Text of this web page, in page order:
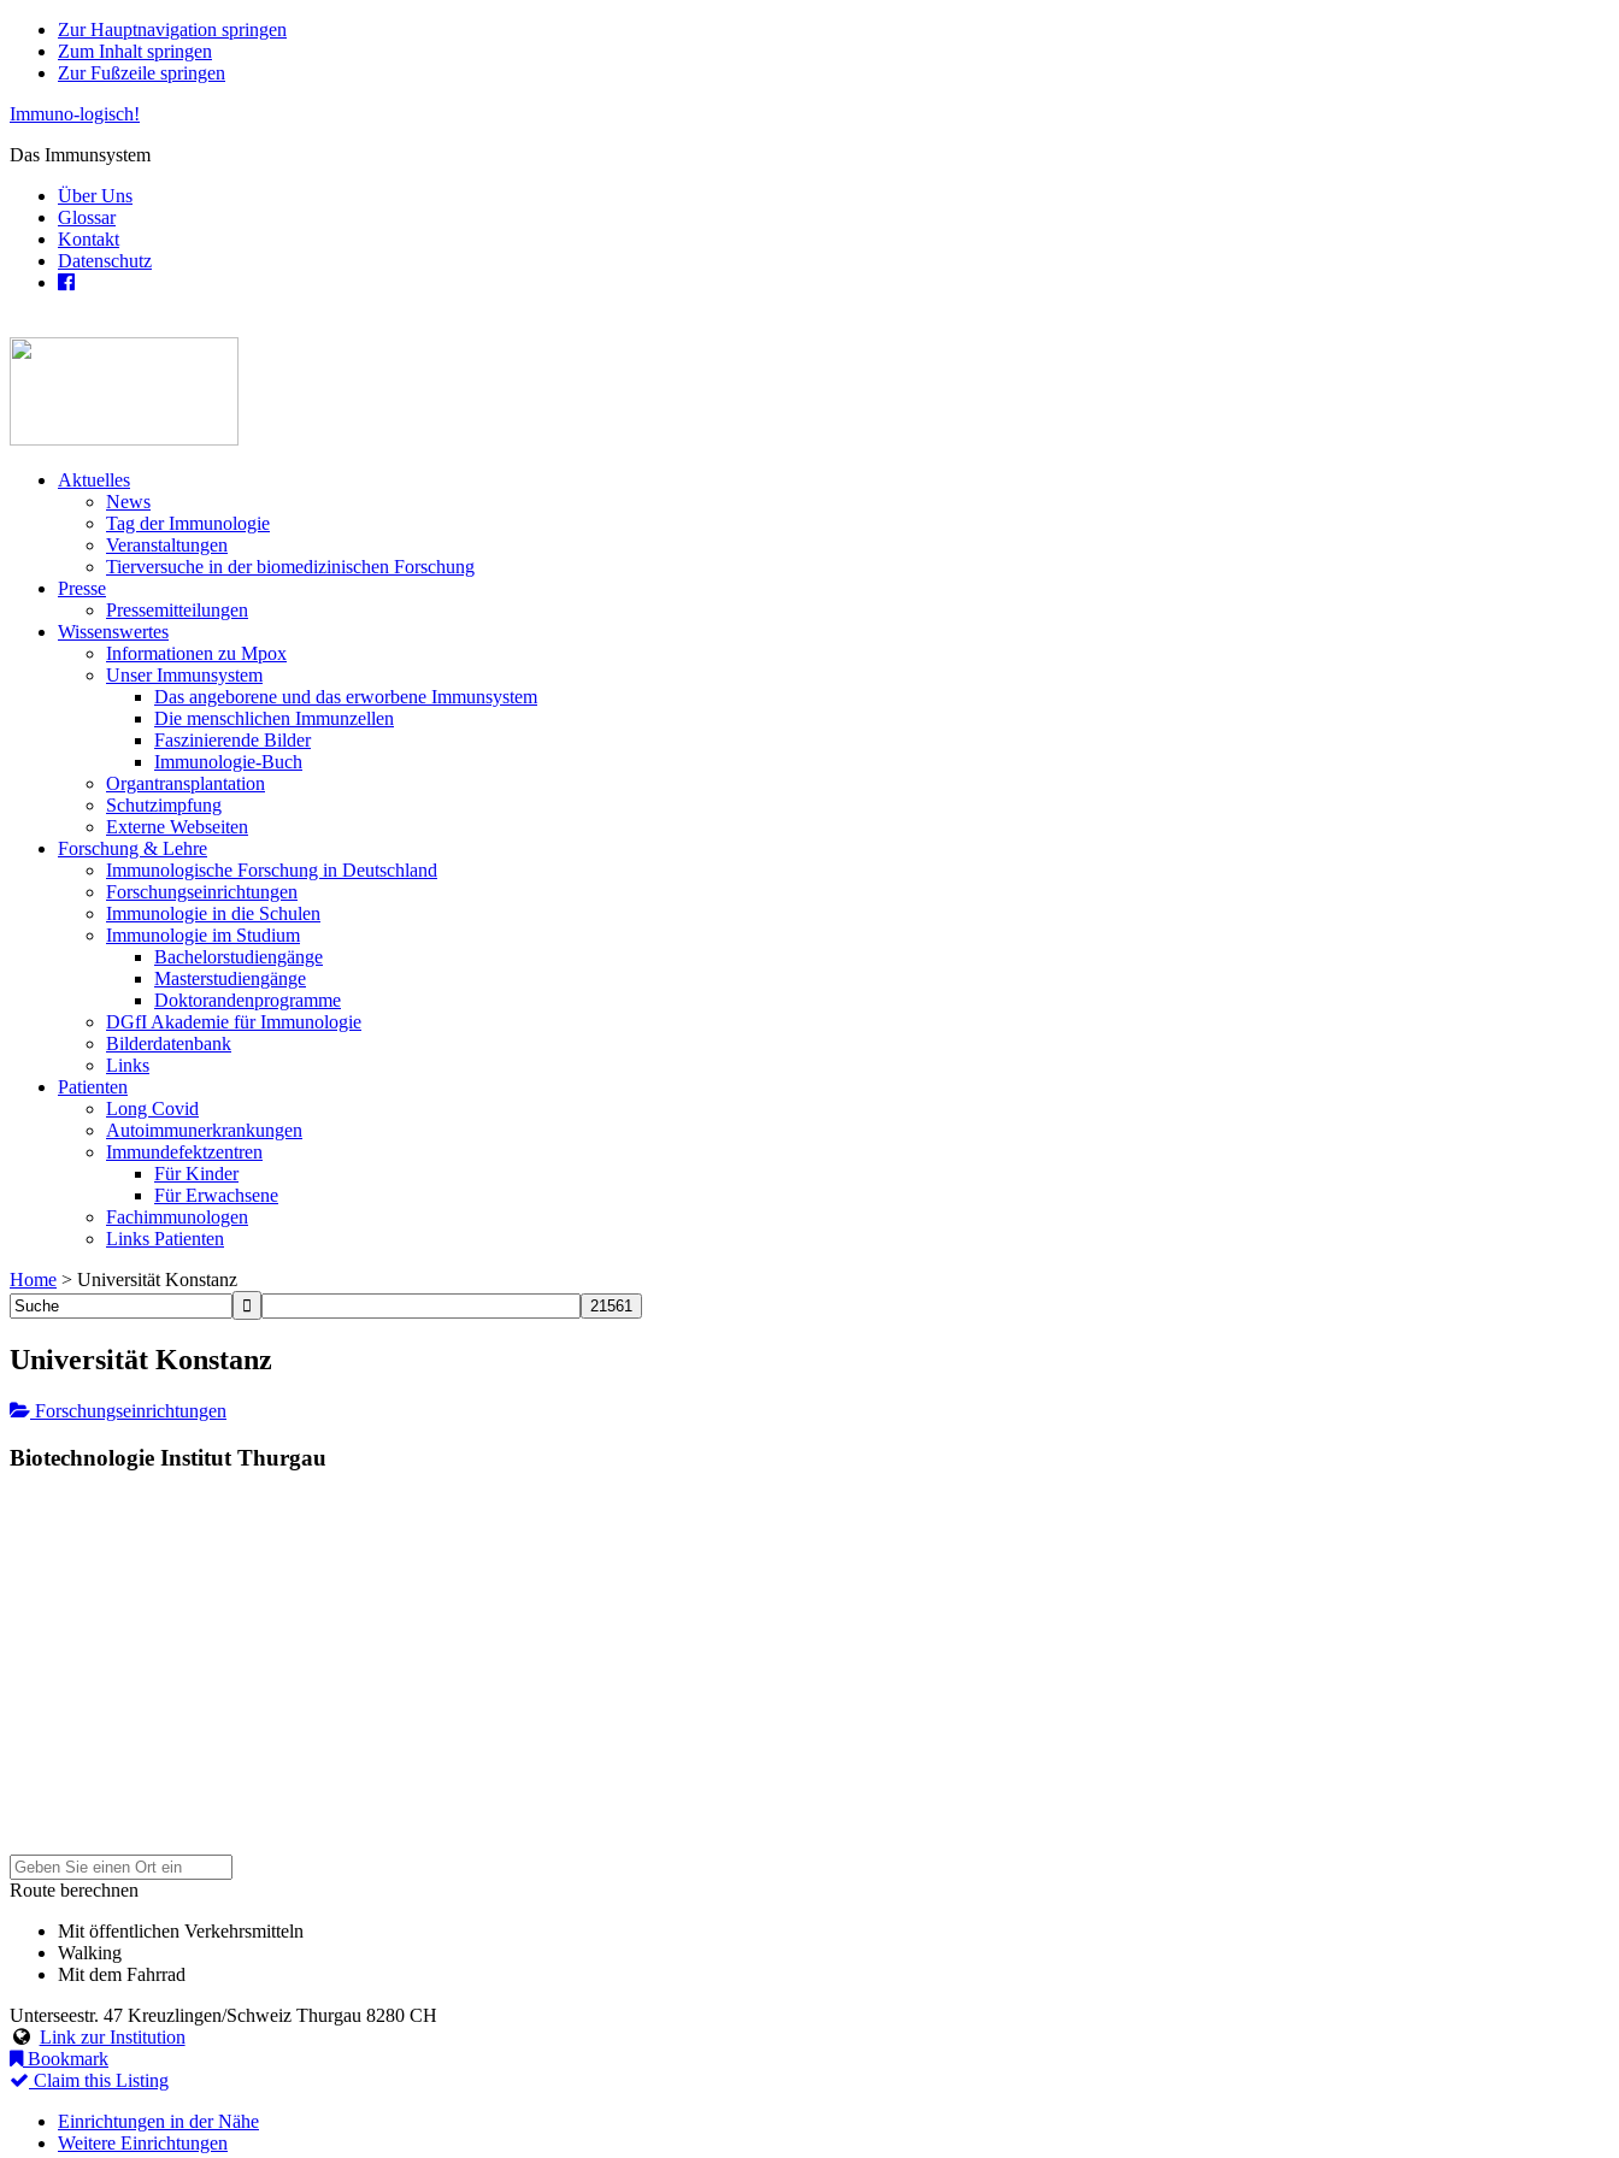
Zur Hauptnavigation springen
Zum Inhalt springen
Zur Fußzeile springen
Immuno-logisch!
Das Immunsystem
Über Uns
Glossar
Kontakt
Datenschutz
Aktuelles
News
Tag der Immunologie
Veranstaltungen
Tierversuche in der biomedizinischen Forschung
Presse
Pressemitteilungen
Wissenswertes
Informationen zu Mpox
Unser Immunsystem
Das angeborene und das erworbene Immunsystem
Die menschlichen Immunzellen
Faszinierende Bilder
Immunologie-Buch
Organtransplantation
Schutzimpfung
Externe Webseiten
Forschung & Lehre
Immunologische Forschung in Deutschland
Forschungseinrichtungen
Immunologie in die Schulen
Immunologie im Studium
Bachelorstudiengänge
Masterstudiengänge
Doktorandenprogramme
DGfI Akademie für Immunologie
Bilderdatenbank
Links
Patienten
Long Covid
Autoimmunerkrankungen
Immundefektzentren
Für Kinder
Für Erwachsene
Fachimmunologen
Links Patienten
Home > Universität Konstanz
Universität Konstanz
Forschungseinrichtungen
Biotechnologie Institut Thurgau
Route berechnen
Mit öffentlichen Verkehrsmitteln
Walking
Mit dem Fahrrad
Unterseestr. 47 Kreuzlingen/Schweiz Thurgau 8280 CH
Link zur Institution
Bookmark
Claim this Listing
Einrichtungen in der Nähe
Weitere Einrichtungen